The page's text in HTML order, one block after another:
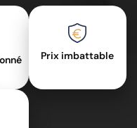
Prix imbattable